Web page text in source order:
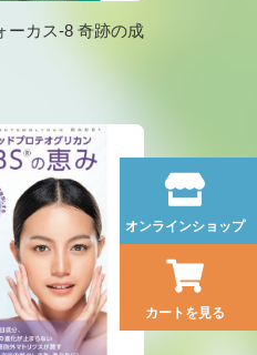
オンラインショップ
カートを見る
ーカス-8 奇跡の成